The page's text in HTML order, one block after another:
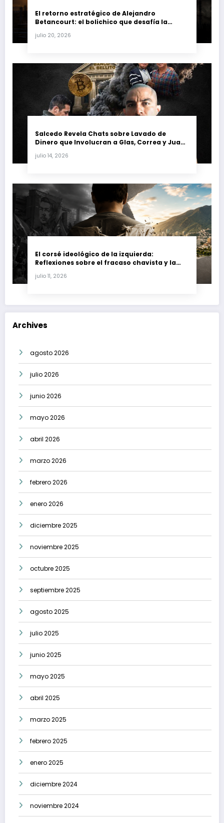
El retorno estratégico de Alejandro
Betancourt: el bolichico que desafía la
petrolera venezolana
julio 20, 2026
Salcedo Revela Chats sobre Lavado de
Dinero que Involucran a Glas, Correa y Juan
julio 14, 2026
El corsé ideológico de la izquierda:
Reflexiones sobre el fracaso chavista y la
julio 11, 2026
Archives
agosto 2026
julio 2026
junio 2026
mayo 2026
abril 2026
marzo 2026
febrero 2026
enero 2026
diciembre 2025
noviembre 2025
octubre 2025
septiembre 2025
agosto 2025
julio 2025
junio 2025
mayo 2025
abril 2025
marzo 2025
febrero 2025
enero 2025
diciembre 2024
noviembre 2024